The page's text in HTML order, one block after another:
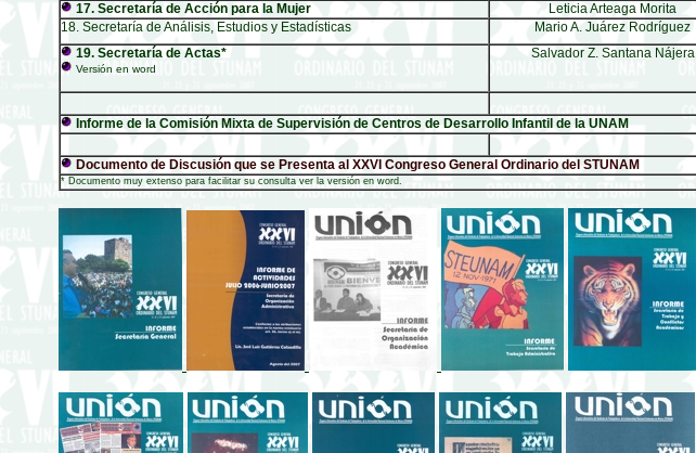
17. Secretaría de Acción para la Mujer
Leticia Arteaga Morita
18. Secretaría de Análisis, Estudios y Estadísticas
Mario A. Juárez Rodríguez
19. Secretaría de Actas*
Versión en word
Salvador Z. Santana Nájera
Informe de la Comisión Mixta de Supervisión de Centros de Desarrollo Infantil de la UNAM
Documento de Discusión que se Presenta al XXVI Congreso General Ordinario del STUNAM
* Documento muy extenso para facilitar su consulta ver la versión en word.